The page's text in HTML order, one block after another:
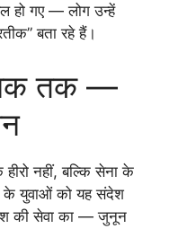
हो गए — लोग उन्हें
बता रहे हैं।
तक —
नहीं, बल्कि सेना के
के युवाओं को यह संदेश
की सेवा का — जुनून